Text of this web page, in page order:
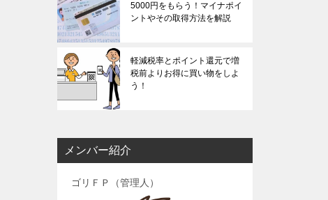
5000円をもらう！マイナポイ
ントやその取得方法を解説
軽減税率とポイント還元で増
税前よりお得に買い物をしよ
う！
メンバー紹介
ゴリＦＰ（管理人）